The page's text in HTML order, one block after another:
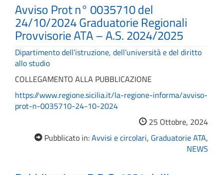
Avviso Prot n° 0035710 del
24/10/2024 Graduatorie Regionali
Provvisorie ATA – A.S. 2024/2025
Dipartimento dell’istruzione, dell’università e del diritto
allo studio
COLLEGAMENTO ALLA PUBBLICAZIONE
https://www.regione.sicilia.it/la-regione-informa/avviso-
prot-n-0035710-24-10-2024
25 Ottobre, 2024
Pubblicato in:Avvisi e circolari, Graduatorie ATA,
NEWS